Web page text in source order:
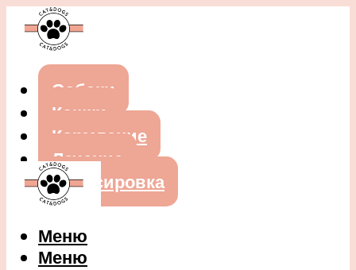
Собаки
Кошки
Кормление
Лечение
Дрессировка
Меню
Меню